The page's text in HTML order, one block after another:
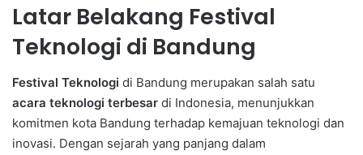
Latar Belakang Festival
Teknologi di Bandung
Festival Teknologi di Bandung merupakan salah satu
acara teknologi terbesar di Indonesia, menunjukkan
komitmen kota Bandung terhadap kemajuan teknologi dan
inovasi. Dengan sejarah yang panjang dalam